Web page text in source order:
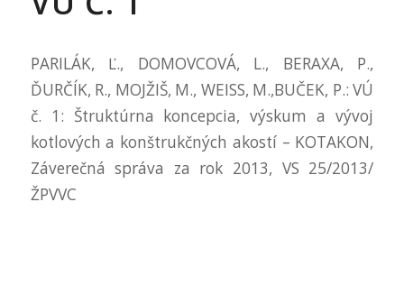
PARILÁK, Ľ., DOMOVCOVÁ, L., BERAXA, P.,
ĎURČÍK, R., MOJŽIŠ, M., WEISS, M.,BUČEK, P.: VÚ
č. 1: Štruktúrna koncepcia, výskum a vývoj
kotlových a konštrukčných akostí – KOTAKON,
Záverečná správa za rok 2013, VS 25/2013/
ŽPVVC